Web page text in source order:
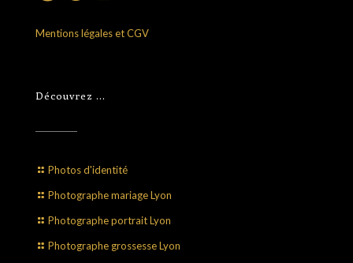
Mentions légales et CGV
Découvrez …
Photos d'identité
Photographe mariage Lyon
Photographe portrait Lyon
Photographe grossesse Lyon